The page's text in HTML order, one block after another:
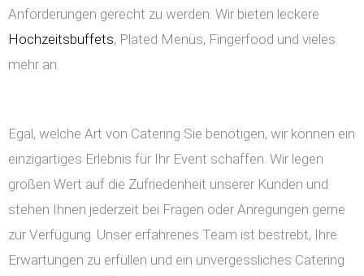
Anforderungen gerecht zu werden. Wir bieten leckere
Hochzeitsbuffets, Plated Menüs, Fingerfood und vieles
mehr an.
Egal, welche Art von Catering Sie benötigen, wir können ein
einzigartiges Erlebnis für Ihr Event schaffen. Wir legen
großen Wert auf die Zufriedenheit unserer Kunden und
stehen Ihnen jederzeit bei Fragen oder Anregungen gerne
zur Verfügung. Unser erfahrenes Team ist bestrebt, Ihre
Erwartungen zu erfüllen und ein unvergessliches Catering